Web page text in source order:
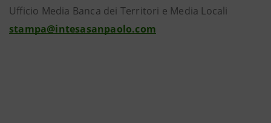
Ufficio Media Banca dei Territori e Media Locali
stampa@intesasanpaolo.com